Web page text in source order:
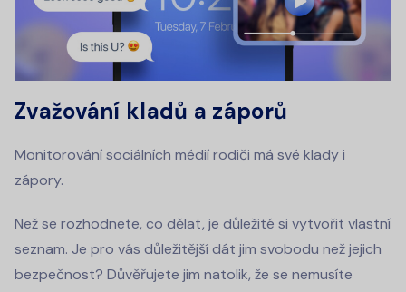
Zvažování kladů a záporů
Monitorování sociálních médií rodiči má své klady i
zápory.
Než se rozhodnete, co dělat, je důležité si vytvořit vlastní
seznam. Je pro vás důležitější dát jim svobodu než jejich
bezpečnost? Důvěřujete jim natolik, že se nemusíte